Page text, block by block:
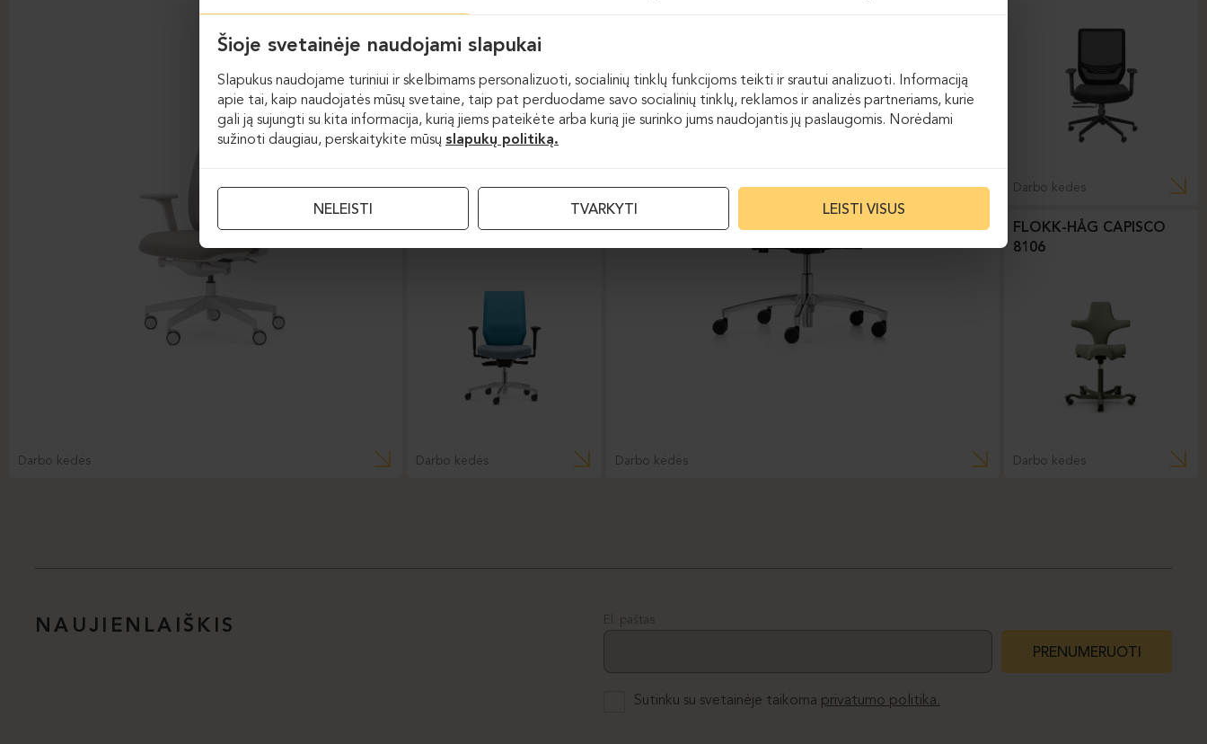
Darbo kėdės
Darbo kėdės
DAUPHIN-SHAPE MESH
Darbo kėdės Darbo kėdės
Darbo kėdės
FLOKK-HÅG CAPISCO
8106
Darbo kėdės
NAUJIENLAIŠKIS El. paštas
Sutinku su svetainėje taikoma privatumo politika.
PRENUMERUOTI
Šioje svetainėje naudojami slapukai
Slapukus naudojame turiniui ir skelbimams personalizuoti, socialinių tinklų funkcijoms teikti ir srautui analizuoti. Informaciją
apie tai, kaip naudojatės mūsų svetaine, taip pat perduodame savo socialinių tinklų, reklamos ir analizės partneriams, kurie
gali ją sujungti su kita informacija, kurią jiems pateikėte arba kurią jie surinko jums naudojantis jų paslaugomis. Norėdami
sužinoti daugiau, perskaitykite mūsų slapukų politiką.
NELEISTI TVARKYTI LEISTI VISUS